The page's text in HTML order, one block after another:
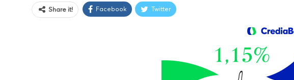
Share it! Facebook Twitter